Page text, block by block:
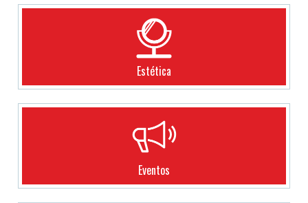
Estética
Eventos